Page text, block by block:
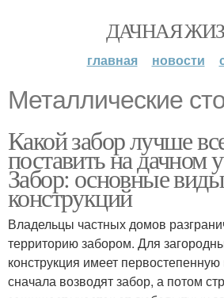
ДАЧНАЯ
главная новости
Металлические
Какой забор лучше
поставить на дачном
Забор: основные виды
конструкций
Владельцы частных домов
территорию забором. Для
конструкция имеет
сначала возводят забор, а потом